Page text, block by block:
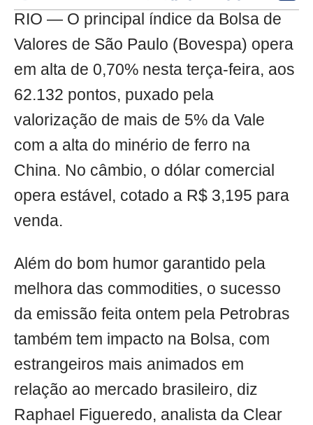
RIO — O principal índice da Bolsa de
Valores de São Paulo (Bovespa) opera
em alta de 0,70% nesta terça-feira, aos
62.132 pontos, puxado pela
valorização de mais de 5% da Vale
com a alta do minério de ferro na
China. No câmbio, o dólar comercial
opera estável, cotado a R$ 3,195 para
venda.
Além do bom humor garantido pela
melhora das commodities, o sucesso
da emissão feita ontem pela Petrobras
também tem impacto na Bolsa, com
estrangeiros mais animados em
relação ao mercado brasileiro, diz
Raphael Figueredo, analista da Clear